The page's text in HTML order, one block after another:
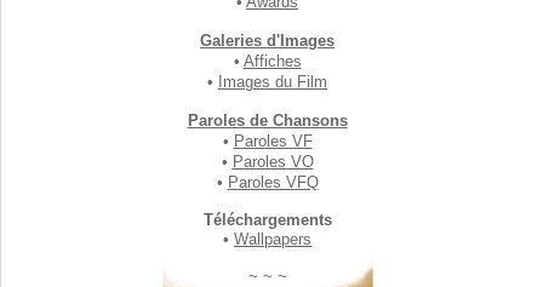
Galeries d'Images
• Affiches
• Images du Film
Paroles de Chansons
• Paroles VF
• Paroles VO
• Paroles VFQ
Téléchargements
•Wallpapers
~ ~ ~